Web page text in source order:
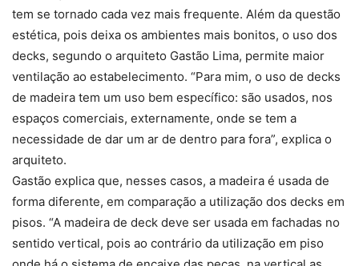
tem se tornado cada vez mais frequente. Além da questão
estética, pois deixa os ambientes mais bonitos, o uso dos
decks, segundo o arquiteto Gastão Lima, permite maior
ventilação ao estabelecimento. “Para mim, o uso de decks
de madeira tem um uso bem específico: são usados, nos
espaços comerciais, externamente, onde se tem a
necessidade de dar um ar de dentro para fora”, explica o
arquiteto.
Gastão explica que, nesses casos, a madeira é usada de
forma diferente, em comparação a utilização dos decks em
pisos. “A madeira de deck deve ser usada em fachadas no
sentido vertical, pois ao contrário da utilização em piso